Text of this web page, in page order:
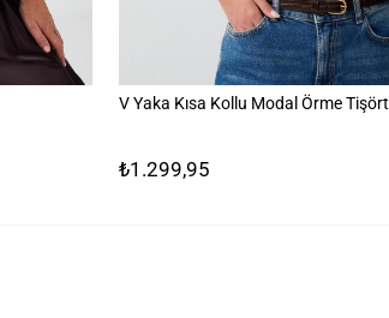
V Yaka Kısa Kollu Modal Örme Tişört
₺1.299,95